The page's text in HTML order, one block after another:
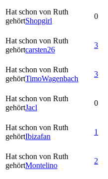
Hat schon von Ruth
gehörtShopgirl
0
Hat schon von Ruth
gehörtcarsten26
3
Hat schon von Ruth
gehörtTimoWagenbach
3
Hat schon von Ruth
gehörtJacl
0
Hat schon von Ruth
gehörtIbizafan
1
Hat schon von Ruth
gehörtMontelino
2